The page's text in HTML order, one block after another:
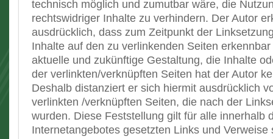
technisch möglich und zumutbar wäre, die
rechtswidriger Inhalte zu verhindern. Der Autor
ausdrücklich, dass zum Zeitpunkt der
Inhalte auf den zu verlinkenden Seiten
aktuelle und zukünftige Gestaltung, die Inhalte
der verlinkten/verknüpften Seiten hat der Autor
Deshalb distanziert er sich hiermit ausdrücklich
verlinkten /verknüpften Seiten, die nach der
wurden. Diese Feststellung gilt für alle innerhalb
Internetangebotes gesetzten Links und Verweise